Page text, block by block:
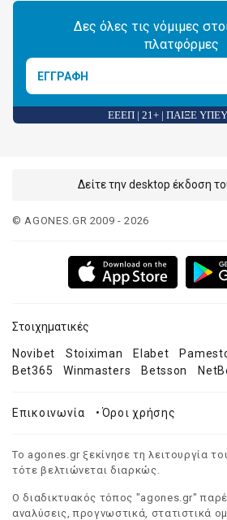
Δες όλες τις νόμιμες
πλατφόρμες
ΕΓΓΡΑΦΗ
ΕΕΕΠ | 21+ | ΠΑΙΞΕ
Δείτε την desktop έκδοση
© AGONES.GR 2009 - 2026
Στοιχηματικές
Novibet Stoiximan Elabet
Bet365
Winmasters Betsson
Επικοινωνία •Όροι χρήσης
Το agones.gr ξεκίνησε τη λειτουργία
τότε βελτιώνεται διαρκώς.
Ο διαδικτυακός τόπος "agones.gr"
αναλύσεις, προγνωστικά, στατιστικά